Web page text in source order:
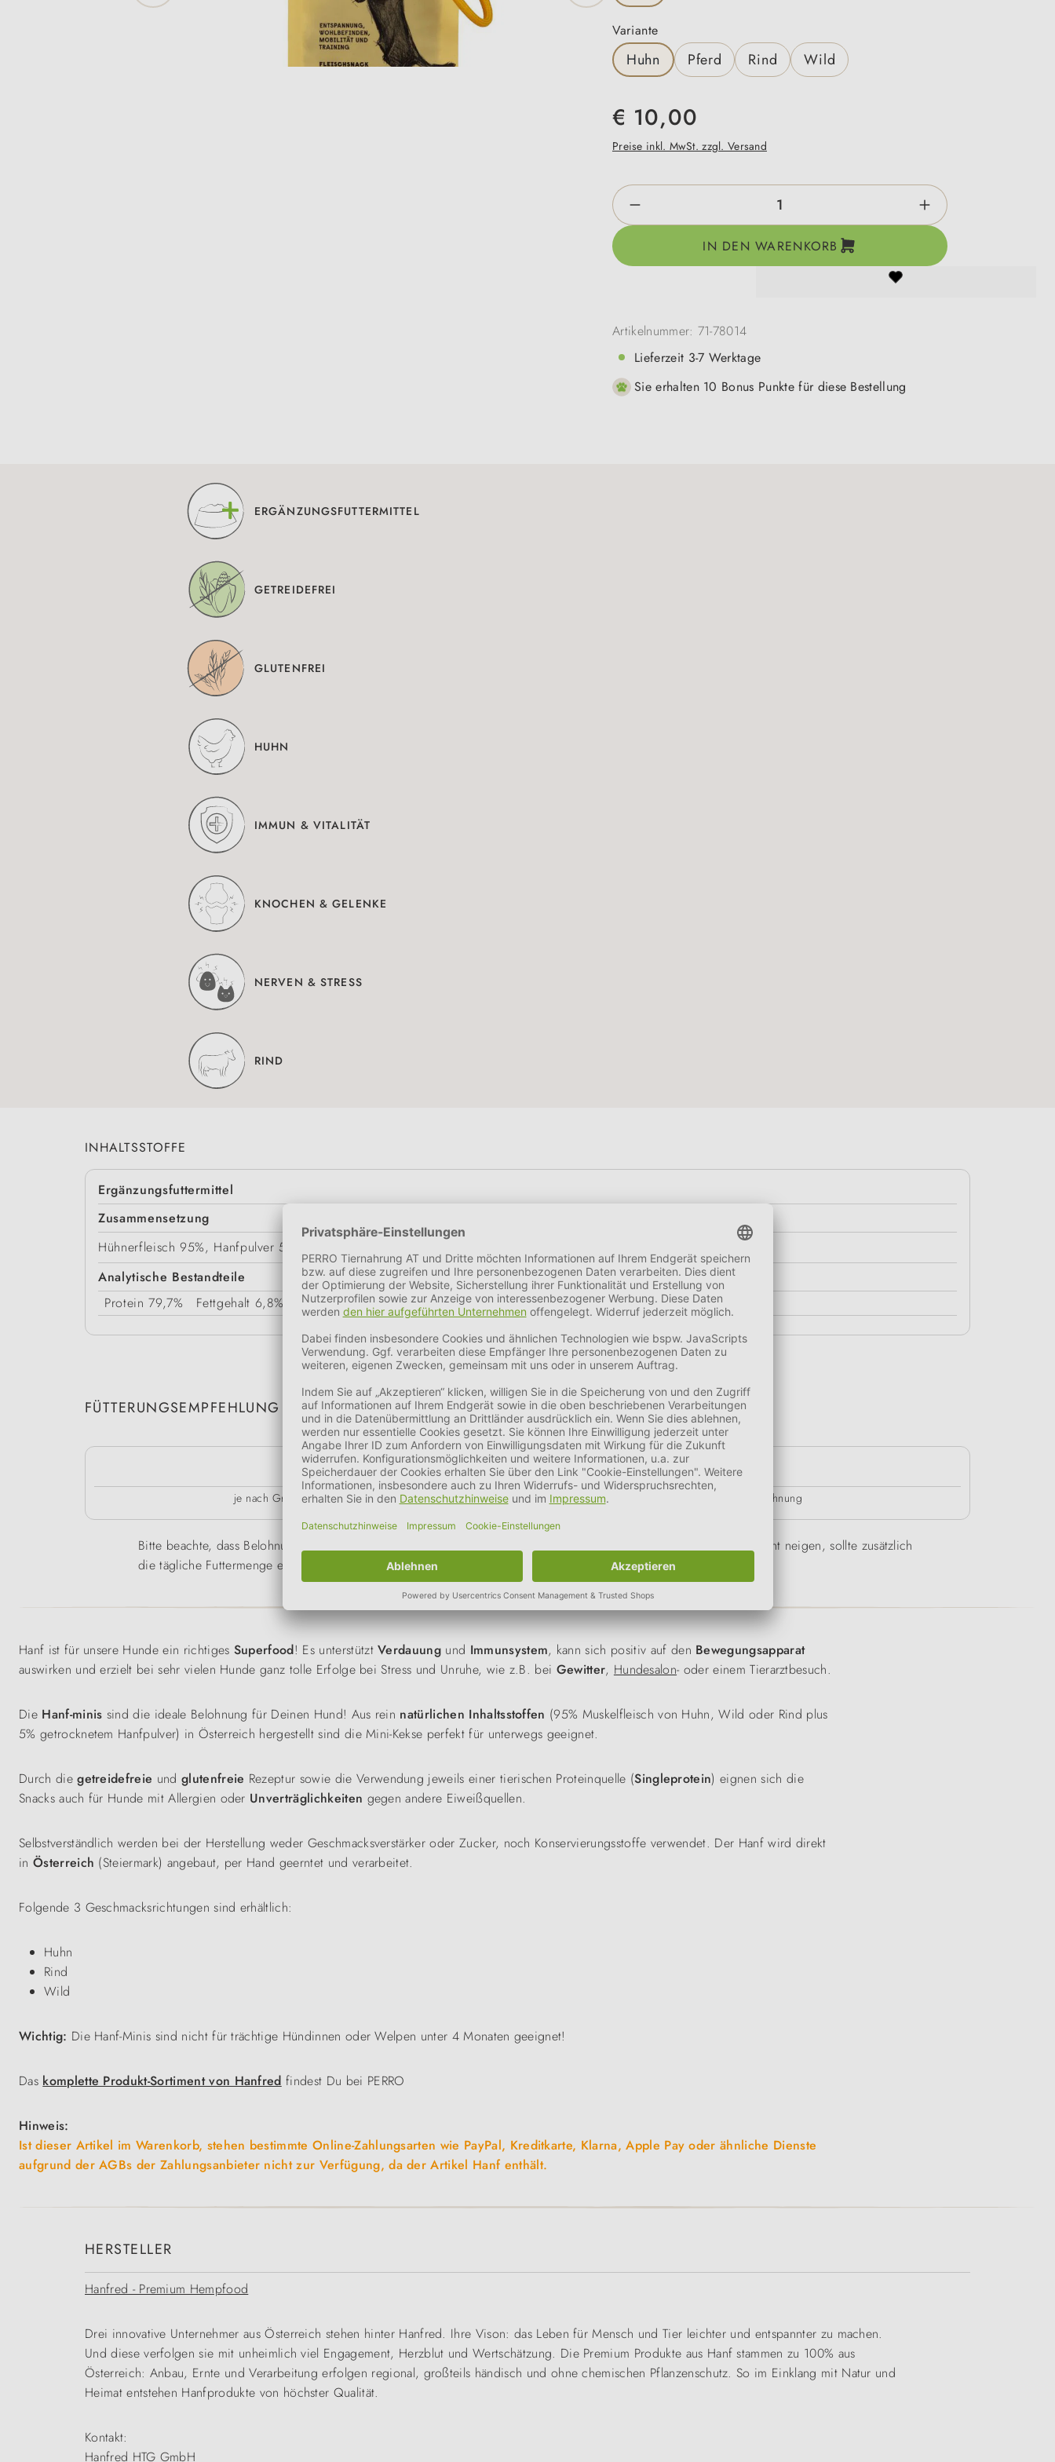
Variante
Huhn Pferd Rind Wild
€ 10,00
Preise inkl. MwSt. zzgl. Versand
Produkt Anzahl: Gib den gewünschten Wert ein oder
IN DEN WARENKORB
Artikelnummer: 71-78014
Lieferzeit 3-7 Werktage
Sie erhalten 10 Bonus Punkte für diese Bestellung
ERGÄNZUNGSFUTTERMITTEL
GETREIDEFREI
GLUTENFREI
HUHN
IMMUN & VITALITÄT
KNOCHEN & GELENKE
NERVEN & STRESS
RIND
INHALTSSTOFFE
Ergänzungsfuttermittel
Zusammensetzung
Hühnerfleisch 95%, Hanfpulver 5%
Analytische Bestandteile
Protein 79,7% Fettgehalt 6,8% Rohasche 4,6% Rohfaser 1%
FÜTTERUNGSEMPFEHLUNG
kg 24h
je nach Größe des Tieres zwischendurch als Belohnung
Bitte beachte, dass Belohnungen nur einen Teil der täglichen Ration ausmachen sollten. Bei Tieren, die zu Übergewicht neigen, sollte zusätzlich
die tägliche Futtermenge entsprechend reduziert werden.
Hanf ist für unsere Hunde ein richtiges Superfood! Es unterstütztVerdauung und Immunsystem, kann sich positiv auf den Bewegungsapparat
auswirken und erzielt bei sehr vielen Hunde ganz tolle Erfolge bei Stress und Unruhe, wie z.B. bei Gewitter, Hundesalon- oder einem Tierarztbesuch.
Die Hanf-minis sind die ideale Belohnung für Deinen Hund! Aus rein natürlichen Inhaltsstoffen (95% Muskelfleisch von Huhn, Wild oder Rind plus
5% getrocknetem Hanfpulver) in Österreich hergestellt sind die Mini-Kekse perfekt für unterwegs geeignet.
Durch diegetreidefreie und glutenfreie Rezeptur sowie die Verwendung jeweils einer tierischen Proteinquelle (Singleprotein) eignen sich die
Snacks auch für Hunde mit Allergien oder Unverträglichkeiten gegen andere Eiweißquellen.
Selbstverständlich werden bei der Herstellung weder Geschmacksverstärker oder Zucker, noch Konservierungsstoffe verwendet. Der Hanf wird direkt
in Österreich (Steiermark) angebaut, per Hand geerntet und verarbeitet.
Folgende 3 Geschmacksrichtungen sind erhältlich:
Huhn
Rind
Wild
Wichtig: Die Hanf-Minis sind nicht für trächtige Hündinnen oder Welpen unter 4 Monaten geeignet!
Das komplette Produkt-Sortiment von Hanfred findest Du bei PERRO
Hinweis:
Ist dieser Artikel im Warenkorb, stehen bestimmte Online-Zahlungsarten wie PayPal, Kreditkarte, Klarna, Apple Pay oder ähnliche Dienste
aufgrund der AGBs der Zahlungsanbieter nicht zur Verfügung, da der Artikel Hanf enthält.
HERSTELLER
Hanfred - Premium Hempfood
Drei innovative Unternehmer aus Österreich stehen hinter Hanfred. Ihre Vison: das Leben für Mensch und Tier leichter und entspannter zu machen.
Und diese verfolgen sie mit unheimlich viel Engagement, Herzblut und Wertschätzung. Die Premium Produkte aus Hanf stammen zu 100% aus
Österreich: Anbau, Ernte und Verarbeitung erfolgen regional, großteils händisch und ohne chemischen Pflanzenschutz. So im Einklang mit Natur und
Heimat entstehen Hanfprodukte von höchster Qualität.
Kontakt:
Hanfred HTG GmbH